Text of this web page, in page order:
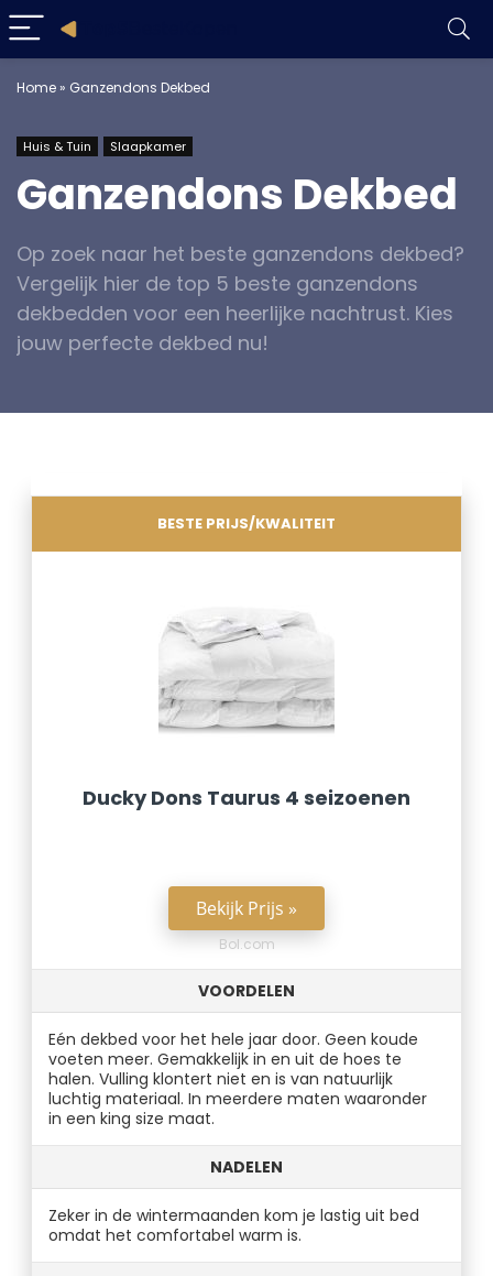
Home» Ganzendons Dekbed
Huis & Tuin Slaapkamer
Ganzendons Dekbed
Op zoek naar het beste ganzendons dekbed?
Vergelijk hier de top 5 beste ganzendons
dekbedden voor een heerlijke nachtrust. Kies
jouw perfecte dekbed nu!
BESTE PRIJS/KWALITEIT
Ducky Dons Taurus 4 seizoenen
Bekijk Prijs »
Bol.com
VOORDELEN
Eén dekbed voor het hele jaar door. Geen koude
voeten meer. Gemakkelijk in en uit de hoes te
halen. Vulling klontert niet en is van natuurlijk
luchtig materiaal. In meerdere maten waaronder
in een king size maat.
NADELEN
Zeker in de wintermaanden kom je lastig uit bed
omdat het comfortabel warm is.